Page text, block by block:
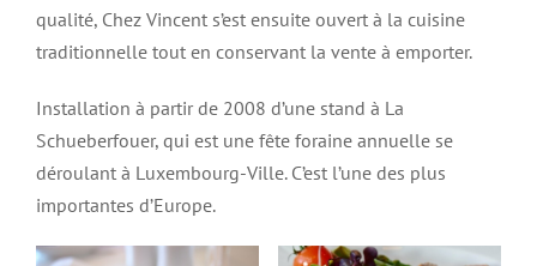
qualité, Chez Vincent s’est ensuite ouvert à la cuisine
traditionnelle tout en conservant la vente à emporter.
Installation à partir de 2008 d’une stand à La
Schueberfouer, qui est une fête foraine annuelle se
déroulant à Luxembourg-Ville. C’est l’une des plus
importantes d’Europe.